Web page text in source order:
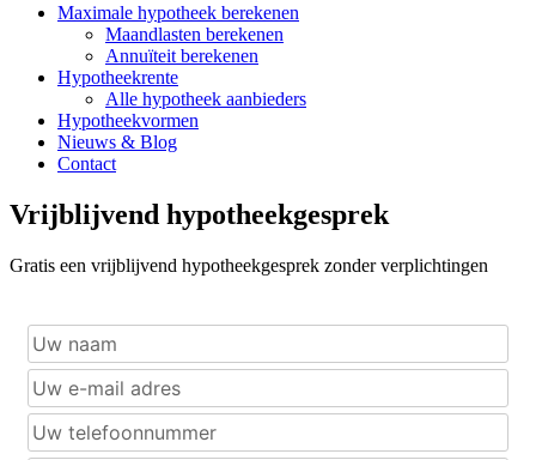
Maximale hypotheek berekenen
Maandlasten berekenen
Annuïteit berekenen
Hypotheekrente
Alle hypotheek aanbieders
Hypotheekvormen
Nieuws & Blog
Contact
Vrijblijvend hypotheekgesprek
Gratis een vrijblijvend hypotheekgesprek zonder verplichtingen